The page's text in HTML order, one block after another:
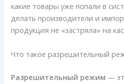
какие товары уже попали в
делать производители и
продукция не «застряла» на
Что такое разрешительный
Разрешительный режим —